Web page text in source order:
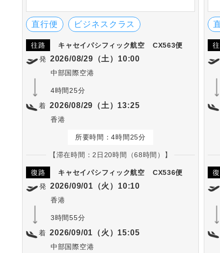
り、サービス面も高い評価を受けています。
直行便 ビジネスクラス
往路 キャセイパシフィック航空
CX563便
発 2026/08/29（土）10:00
中部国際空港
4時間25分
着 2026/08/29（土）13:25
香港
所要時間：4時間25分
【滞在時間：2日20時間（68時間）】
復路 キャセイパシフィック航空
CX536便
発 2026/09/01（火）10:10
香港
3時間55分
着 2026/09/01（火）15:05
中部国際空港